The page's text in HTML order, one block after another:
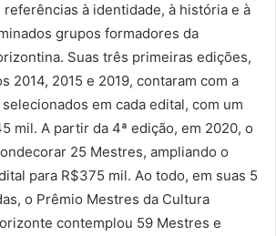
à identidade, à história e à
grupos formadores da
Suas três primeiras edições,
2014, 2015 e 2019, contaram com a
em cada edital, com um
mil. A partir da 4ª edição, em 2020, o
25 Mestres, ampliando o
para R$375 mil. Ao todo, em suas 5
o Prêmio Mestres da Cultura
contemplou 59 Mestres e